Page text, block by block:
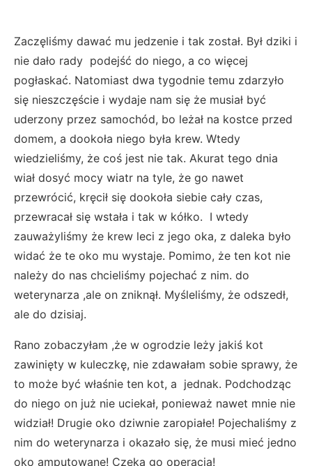
Zaczęliśmy dawać mu jedzenie i tak został. Był dziki i
nie dało rady podejść do niego, a co więcej
pogłaskać. Natomiast dwa tygodnie temu zdarzyło
się nieszczęście i wydaje nam się że musiał być
uderzony przez samochód, bo leżał na kostce przed
domem, a dookoła niego była krew. Wtedy
wiedzieliśmy, że coś jest nie tak. Akurat tego dnia
wiał dosyć mocy wiatr na tyle, że go nawet
przewrócić, kręcił się dookoła siebie cały czas,
przewracał się wstała i tak w kółko. I wtedy
zauważyliśmy że krew leci z jego oka, z daleka było
widać że te oko mu wystaje. Pomimo, że ten kot nie
należy do nas chcieliśmy pojechać z nim. do
weterynarza ,ale on zniknął. Myśleliśmy, że odszedł,
ale do dzisiaj.
Rano zobaczyłam ,że w ogrodzie leży jakiś kot
zawinięty w kuleczkę, nie zdawałam sobie sprawy, że
to może być właśnie ten kot, a jednak. Podchodząc
do niego on już nie uciekał, ponieważ nawet mnie nie
widział! Drugie oko dziwnie zaropiałe! Pojechaliśmy z
nim do weterynarza i okazało się, że musi mieć jedno
oko amputowane! Czeka go operacja!